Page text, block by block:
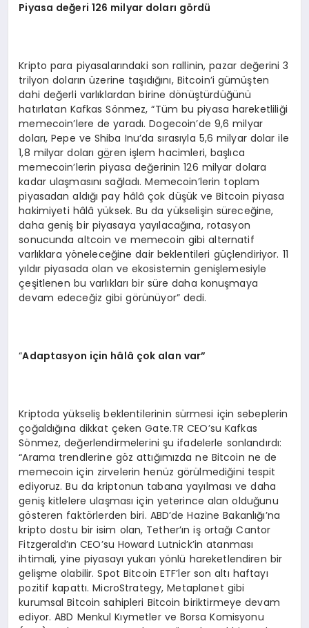
Piyasa değeri 126 milyar doları gördü
Kripto para piyasalarındaki son rallinin, pazar değerini 3
trilyon doların üzerine taşıdığını, Bitcoin’i gümüşten
dahi değerli varlıklardan birine dönüştürdüğünü
hatırlatan Kafkas Sönmez, “Tüm bu piyasa hareketliliği
memecoin’lere de yaradı. Dogecoin’de 9,6 milyar
doları, Pepe ve Shiba Inu’da sırasıyla 5,6 milyar dolar ile
1,8 milyar doları gören işlem hacimleri, başlıca
memecoin’lerin piyasa değerinin 126 milyar dolara
kadar ulaşmasını sağladı. Memecoin’lerin toplam
piyasadan aldığı pay hâlâ çok düşük ve Bitcoin piyasa
hakimiyeti hâlâ yüksek. Bu da yükselişin süreceğine,
daha geniş bir piyasaya yayılacağına, rotasyon
sonucunda altcoin ve memecoin gibi alternatif
varlıklara yöneleceğine dair beklentileri güçlendiriyor. 11
yıldır piyasada olan ve ekosistemin genişlemesiyle
çeşitlenen bu varlıkları bir süre daha konuşmaya
devam edeceğiz gibi görünüyor” dedi.
“Adaptasyon için hâlâ çok alan var”
Kriptoda yükseliş beklentilerinin sürmesi için sebeplerin
çoğaldığına dikkat çeken Gate.TR CEO’su Kafkas
Sönmez, değerlendirmelerini şu ifadelerle sonlandırdı:
“Arama trendlerine göz attığımızda ne Bitcoin ne de
memecoin için zirvelerin henüz görülmediğini tespit
ediyoruz. Bu da kriptonun tabana yayılması ve daha
geniş kitlelere ulaşması için yeterince alan olduğunu
gösteren faktörlerden biri. ABD’de Hazine Bakanlığı’na
kripto dostu bir isim olan, Tether’ın iş ortağı Cantor
Fitzgerald’ın CEO’su Howard Lutnick’in atanması
ihtimali, yine piyasayı yukarı yönlü hareketlendiren bir
gelişme olabilir. Spot Bitcoin ETF’ler son altı haftayı
pozitif kapattı. MicroStrategy, Metaplanet gibi
kurumsal Bitcoin sahipleri Bitcoin biriktirmeye devam
ediyor. ABD Menkul Kıymetler ve Borsa Komisyonu